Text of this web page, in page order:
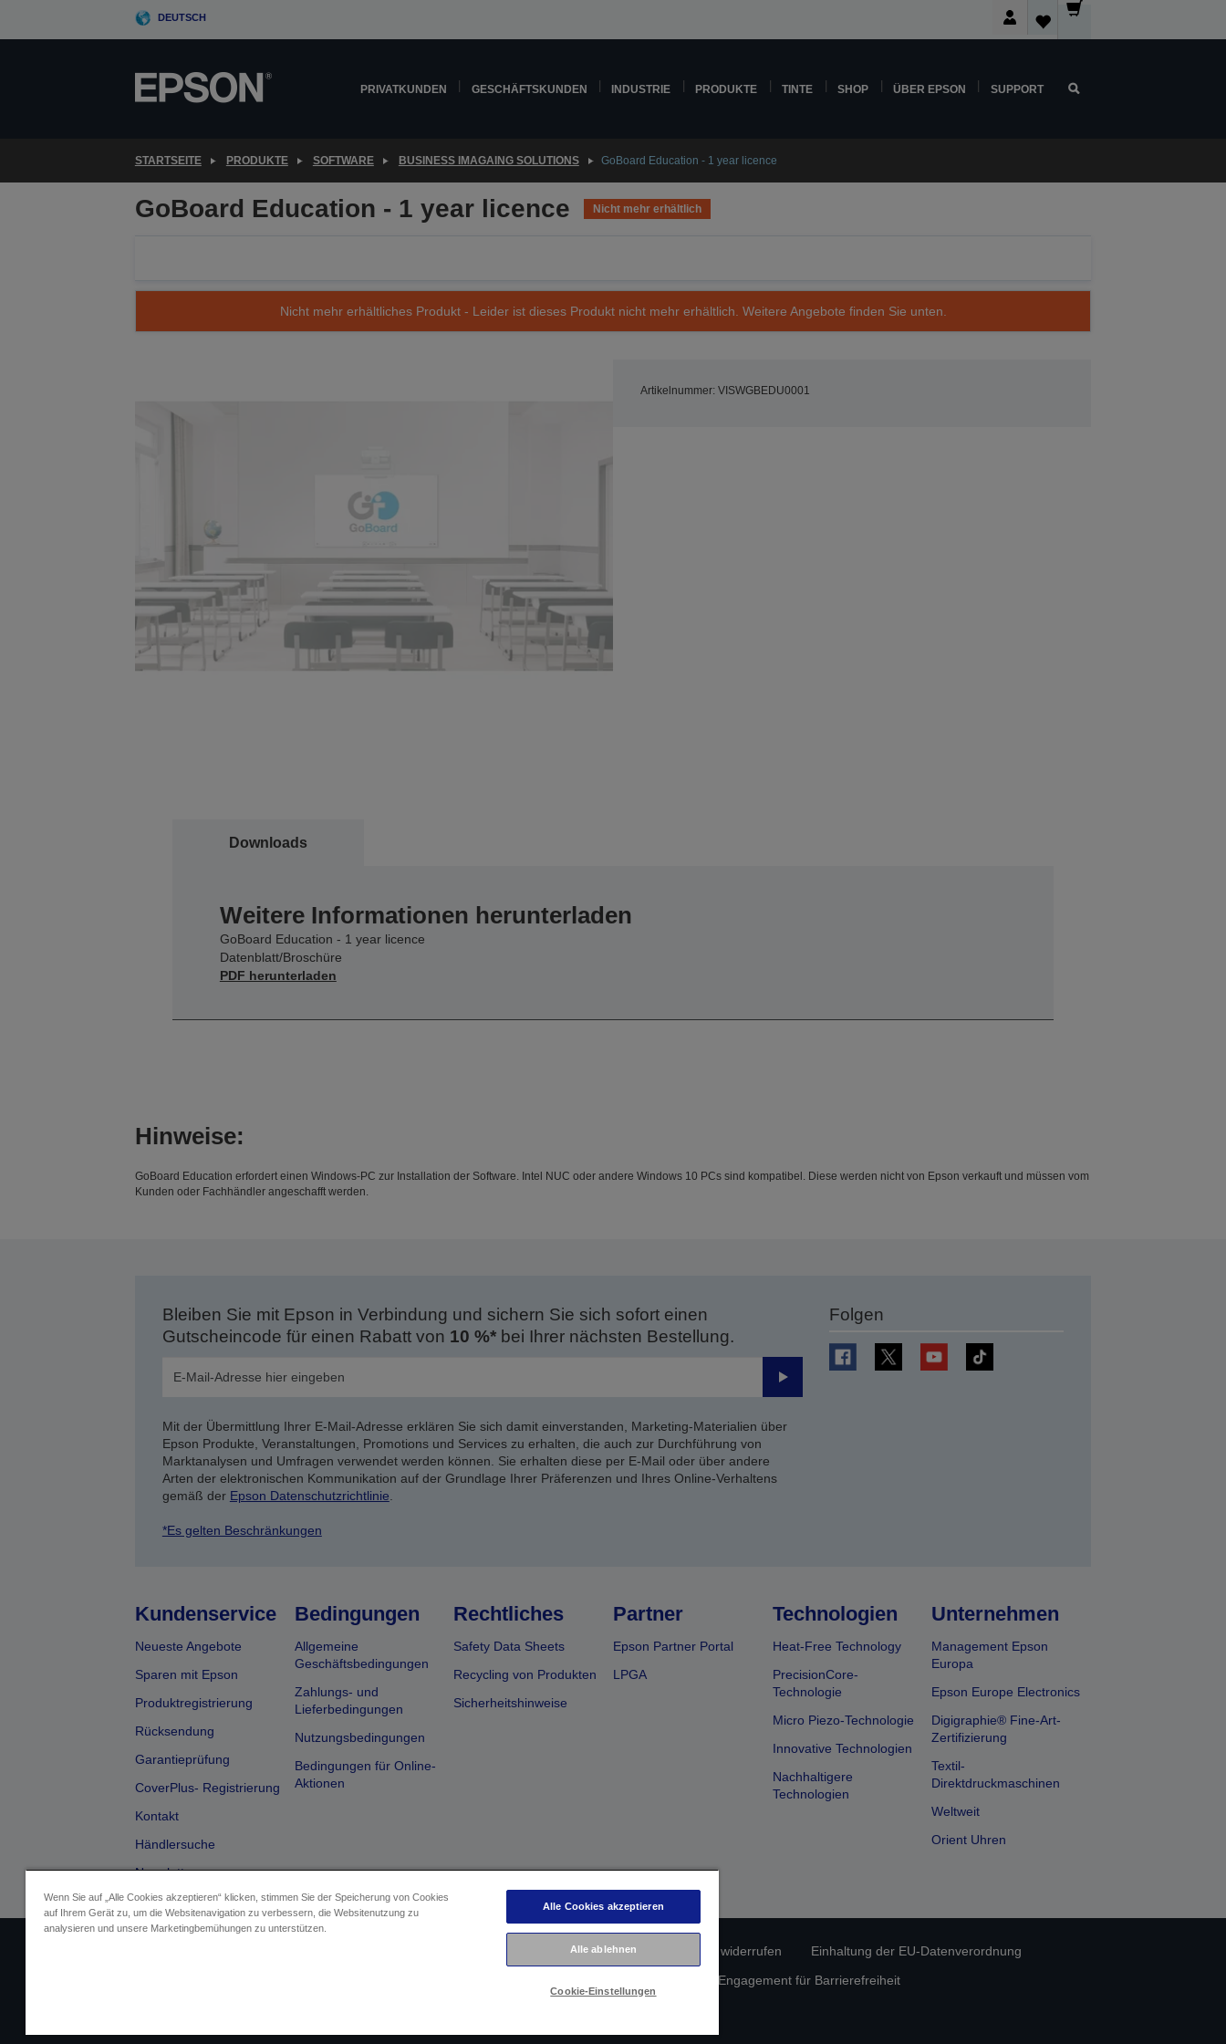
DEUTSCH
PRIVATKUNDEN GESCHÄFTSKUNDEN INDUSTRIE PRODUKTE TINTE SHOP ÜBER EPSON SUPPORT
STARTSEITE PRODUKTE SOFTWARE BUSINESS IMAGAING SOLUTIONS GoBoard Education - 1 year licence
GoBoard Education - 1 year licence Nicht mehr erhältlich
Nicht mehr erhältliches Produkt - Leider ist dieses Produkt nicht mehr erhältlich. Weitere Angebote finden Sie unten.
Artikelnummer: VISWGBEDU0001
Downloads
Weitere Informationen herunterladen
GoBoard Education - 1 year licence
Datenblatt/Broschüre
PDF herunterladen
Hinweise:
GoBoard Education erfordert einen Windows-PC zur Installation der Software. Intel NUC oder andere Windows 10 PCs sind kompatibel. Diese werden nicht von Epson verkauft und müssen vom
Kunden oder Fachhändler angeschafft werden.
Bleiben Sie mit Epson in Verbindung und sichern Sie sich sofort einen
Gutscheincode für einen Rabatt von 10 %*bei Ihrer nächsten Bestellung.
Senden
Mit der Übermittlung Ihrer E-Mail-Adresse erklären Sie sich damit einverstanden, Marketing-Materialien über
Epson Produkte, Veranstaltungen, Promotions und Services zu erhalten, die auch zur Durchführung von
Marktanalysen und Umfragen verwendet werden können. Sie erhalten diese per E-Mail oder über andere
Arten der elektronischen Kommunikation auf der Grundlage Ihrer Präferenzen und Ihres Online-Verhaltens
gemäß der Epson Datenschutzrichtlinie
*Es gelten Beschränkungen
Folgen
Kundenservice
Neueste Angebote
Sparen mit Epson
Produktregistrierung
Rücksendung
Garantieprüfung
CoverPlus- Registrierung
Kontakt
Händlersuche
Newsletter
Bedingungen
Allgemeine
Geschäftsbedingungen
Zahlungs- und
Lieferbedingungen
Nutzungsbedingungen
Bedingungen für Online-
Aktionen
Rechtliches
Safety Data Sheets
Recycling von Produkten
Sicherheitshinweise
Partner
Epson Partner Portal
LPGA
Technologien
Heat-Free Technology
PrecisionCore-
Technologie
Micro Piezo-Technologie
Innovative Technologien
Nachhaltigere
Technologien
Unternehmen
Management Epson
Europa
Epson Europe Electronics
Digigraphie® Fine-Art-
Zertifizierung
Textil-
Direktdruckmaschinen
Weltweit
Orient Uhren
Datenschutzrichtlinie Vertrag widerrufen
Einhaltung der EU-Datenverordnung
Epson Engagement für Barrierefreiheit
Wenn Sie auf „Alle Cookies akzeptieren“ klicken, stimmen Sie der Speicherung von Cookies
auf Ihrem Gerät zu, um die Websitenavigation zu verbessern, die Websitenutzung zu
analysieren und unsere Marketingbemühungen zu unterstützen.
Alle Cookies akzeptieren
Alle ablehnen
Cookie-Einstellungen